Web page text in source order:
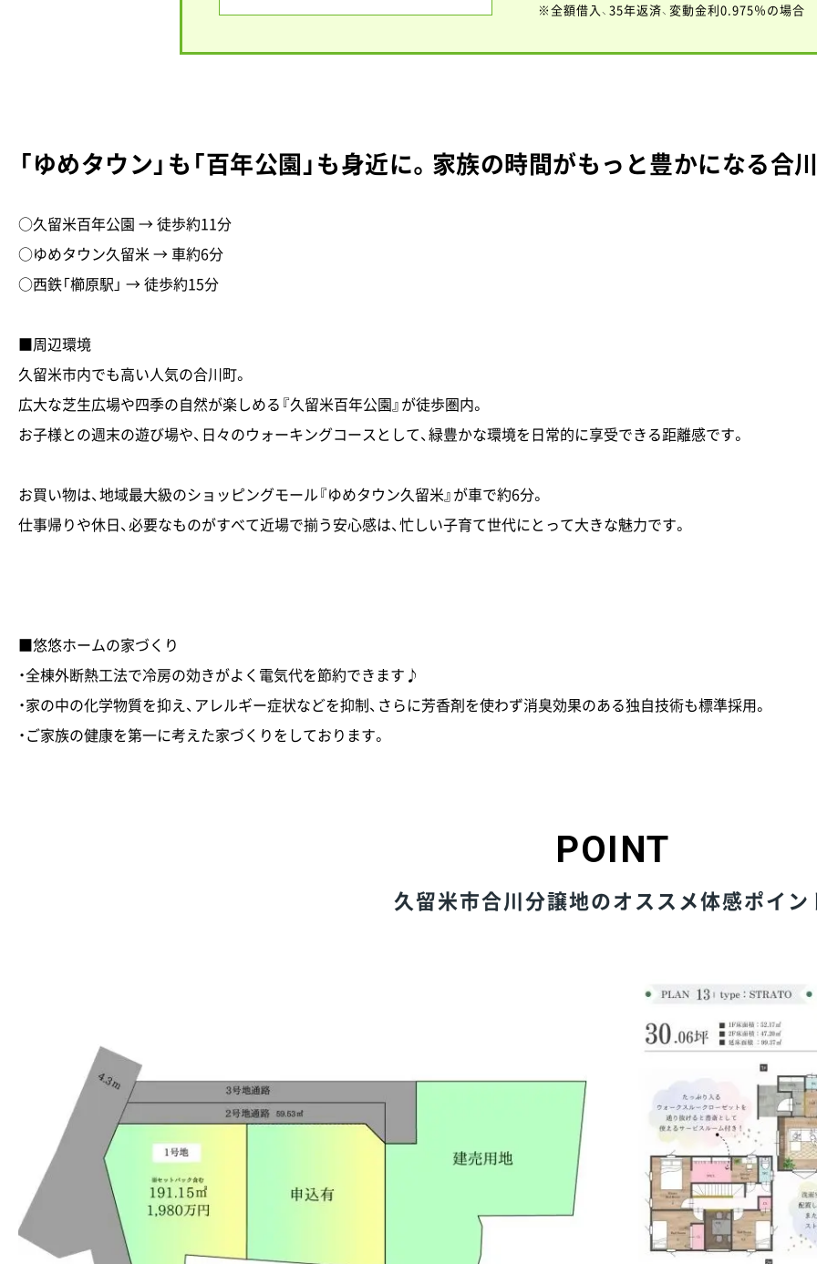
※全額借入、35年返済、変動金利0.975％の場合
「ゆめタウン」も「百年公園」も身近に。家族の時間がもっと豊かになる合
○久留米百年公園 → 徒歩約11分
○ゆめタウン久留米 → 車約6分
○西鉄「櫛原駅」 → 徒歩約15分
■周辺環境
久留米市内でも高い人気の合川町。
広大な芝生広場や四季の自然が楽しめる『久留米百年公園』が徒歩圏内。
お子様との週末の遊び場や、日々のウォーキングコースとして、緑豊かな環境を日常的に享受できる距離感です。
お買い物は、地域最大級のショッピングモール『ゆめタウン久留米』が車で約6分。
仕事帰りや休日、必要なものがすべて近場で揃う安心感は、忙しい子育て世代にとって大きな魅力です。
■悠悠ホームの家づくり
・全棟外断熱工法で冷房の効きがよく電気代を節約できます♪
・家の中の化学物質を抑え、アレルギー症状などを抑制、さらに芳香剤を使わず消臭効果のある独自技術も標準採用。
・ご家族の健康を第一に考えた家づくりをしております。
POINT
久留米市合川分譲地のオススメ体感ポイン